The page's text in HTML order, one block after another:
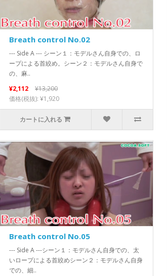
Breath control No.02
--- Side A --- シーン１：モデルさん自身での、ロ
ープによる首絞め。シーン２：モデルさん自身で
の、麻..
¥2,112
¥13,200
価格(税抜): ¥1,920
カートに入れる
Breath control No.05
--- Side A ---シーン１：モデルさん自身での、太
いロープによる首絞めシーン２：モデルさん自身
での、細..